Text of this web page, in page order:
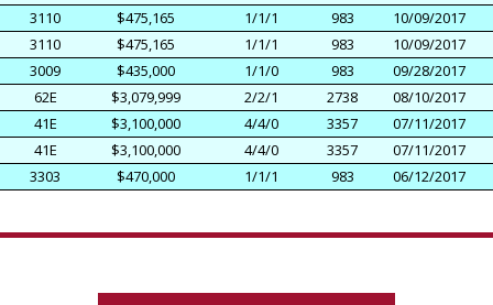
3110
$475,165 1/1/1 983
10/09/2017
3110
$475,165 1/1/1 983
10/09/2017
3009
$435,000 1/1/0 983
09/28/2017
62E
$3,079,999 2/2/1 2738
08/10/2017
41E
$3,100,000 4/4/0 3357
07/11/2017
41E
$3,100,000 4/4/0 3357
07/11/2017
3303
$470,000 1/1/1 983 06/12/2017